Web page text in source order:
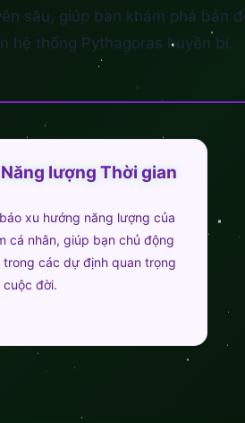
sâu, giúp bạn khám phá bản
hệ thống Pythagoras huyền bí.
Năng lượng Thời gian
xu hướng năng lượng của
cá nhân, giúp bạn chủ động
trong các dự định quan trọng
cuộc đời.